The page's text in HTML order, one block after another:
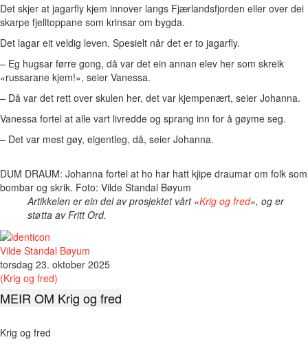
Det skjer at jagarfly kjem innover langs Fjærlandsfjorden eller over dei
skarpe fjelltoppane som krinsar om bygda.
Det lagar eit veldig leven. Spesielt når det er to jagarfly.
– Eg hugsar førre gong, då var det ein annan elev her som skreik
«russarane kjem!», seier Vanessa.
– Då var det rett over skulen her, det var kjempenært, seier Johanna.
Vanessa fortel at alle vart livredde og sprang inn for å gøyme seg.
– Det var mest gøy, eigentleg, då, seier Johanna.
DUM DRAUM: Johanna fortel at ho har hatt kjipe draumar om folk
bombar og skrik. Foto: Vilde Standal Bøyum
Artikkelen er ein del av prosjektet vårt «Krig og fred», og er
støtta av Fritt Ord.
Vilde Standal Bøyum
torsdag 23. oktober 2025
(Krig og fred)
MEIR OM Krig og fred
Krig og fred